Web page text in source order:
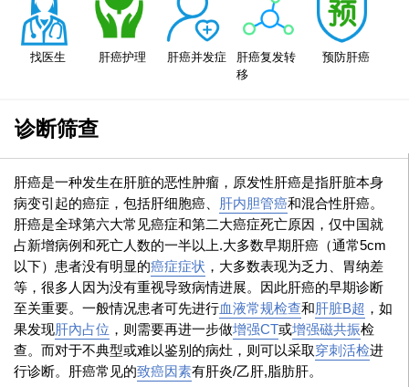
找医生 肝癌护理 肝癌并发症
肝癌复发转
移
预防肝癌
诊断筛查
肝癌是一种发生在肝脏的恶性肿瘤，原发性肝癌是指肝脏本身
病变引起的癌症，包括肝细胞癌、
肝内胆管癌和混合性肝癌。
肝癌是全球第六大常见癌症和第二大癌症死亡原因，仅中国就
占新增病例和死亡人数的一半以上.大多数早期肝癌（通常5cm
以下）患者没有明显的癌症症状 ，大多数表现为乏力、胃纳差
等，很多人因为没有重视导致病情进展。因此肝癌的早期诊断
至关重要。一般情况患者可先进行血液常规检查和 肝脏B超 ，如
果发现肝內占位 ，则需要再进一步做增强CT或增强磁共振检
查。而对于不典型或难以鉴别的病灶，则可以采取穿刺活检进
行诊断。肝癌常见的致癌因素有肝炎/乙肝,脂肪肝。